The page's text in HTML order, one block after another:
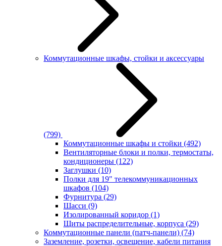
Коммутационные шкафы, стойки и аксессуары
(799)
Коммутационные шкафы и стойки (492)
Вентиляторные блоки и полки, термостаты,
кондиционеры (122)
Заглушки (10)
Полки для 19" телекоммуникационных
шкафов (104)
Фурнитура (29)
Шасси (9)
Изолированный коридор (1)
Щиты распределительные, корпуса (29)
Коммутационные панели (патч-панели) (74)
Заземление, розетки, освещение, кабели питания